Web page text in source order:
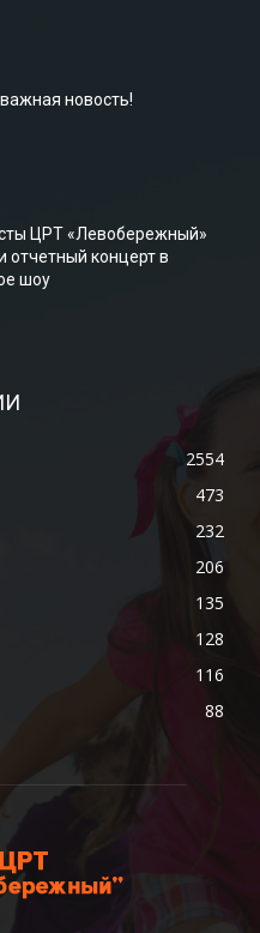
новость!
ЦРТ «Левобережный»
отчетный концерт в
шоу
2554
473
232
206
135
128
116
88